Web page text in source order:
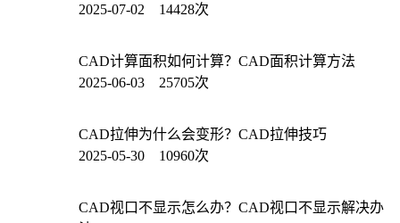
2025-07-02 14428次
CAD计算面积如何计算？CAD面积计算方法
2025-06-03 25705次
CAD拉伸为什么会变形？CAD拉伸技巧
2025-05-30 10960次
CAD视口不显示怎么办？CAD视口不显示解决办